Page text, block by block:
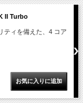
II Turbo
ティを備えた、4 コア